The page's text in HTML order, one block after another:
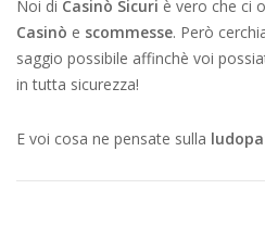
Noi di Casinò Sicuri è vero che ci
Casinò e scommesse. Però
saggio possibile affinchè voi
in tutta sicurezza!
E voi cosa ne pensate sulla